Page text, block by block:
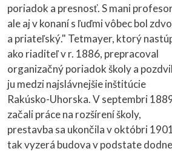
poriadok a presnosť. S mani
ale aj v konaní s ľuďmi vôbec bol
a priateľský." Tetmayer, ktorý
ako riaditeľ v r. 1886, prepracoval
organizačný poriadok školy a
ju medzi najslávnejšie inštitúcie
Rakúsko-Uhorska. V septembri
začali práce na rozšírení školy,
prestavba sa ukončila v októbri
tak vyzerá budova v podstate